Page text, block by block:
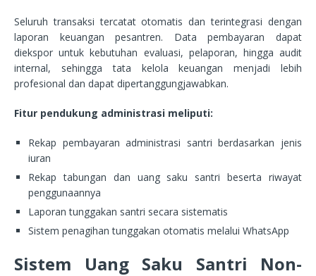
Seluruh transaksi tercatat otomatis dan terintegrasi dengan
laporan keuangan pesantren. Data pembayaran dapat
diekspor untuk kebutuhan evaluasi, pelaporan, hingga audit
internal, sehingga tata kelola keuangan menjadi lebih
profesional dan dapat dipertanggungjawabkan.
Fitur pendukung administrasi meliputi:
Rekap pembayaran administrasi santri berdasarkan jenis
iuran
Rekap tabungan dan uang saku santri beserta riwayat
penggunaannya
Laporan tunggakan santri secara sistematis
Sistem penagihan tunggakan otomatis melalui WhatsApp
Sistem Uang Saku Santri Non-